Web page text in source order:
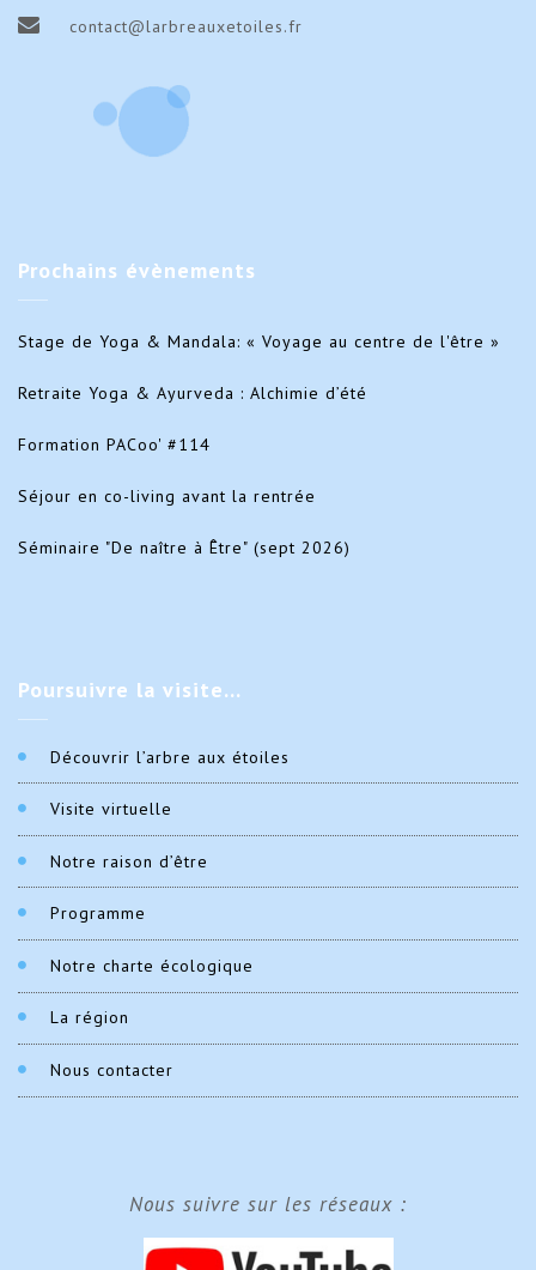
contact@larbreauxetoiles.fr
Prochains évènements
Stage de Yoga & Mandala: « Voyage au centre de l'être »
Retraite Yoga & Ayurveda : Alchimie d’été
Formation PACoo' #114
Séjour en co-living avant la rentrée
Séminaire "De naître à Être" (sept 2026)
Poursuivre la visite…
Découvrir l’arbre aux étoiles
Visite virtuelle
Notre raison d’être
Programme
Notre charte écologique
La région
Nous contacter
Nous suivre sur les réseaux :